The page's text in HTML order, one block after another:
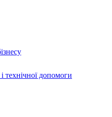
технічної допомоги